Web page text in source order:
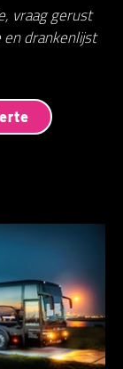
vraag gerust
drankenlijst